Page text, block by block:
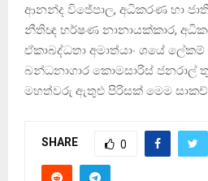
ආනන්ද විජේපාල, අධිකරණ හා
නීතිඥ හර්ෂණ නානායක්කාර,
ඒකාබද්ධතා අමාත්යාං ශයේ
බන්ධනාගාර කොමසාරිස් ජනරාල්
මහත්වරු ඇතුළු පිරිසක් මෙම
SHARE 0